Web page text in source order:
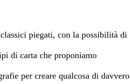
piegati, con la possibilità di
di carta che proponiamo
per creare qualcosa di davvero